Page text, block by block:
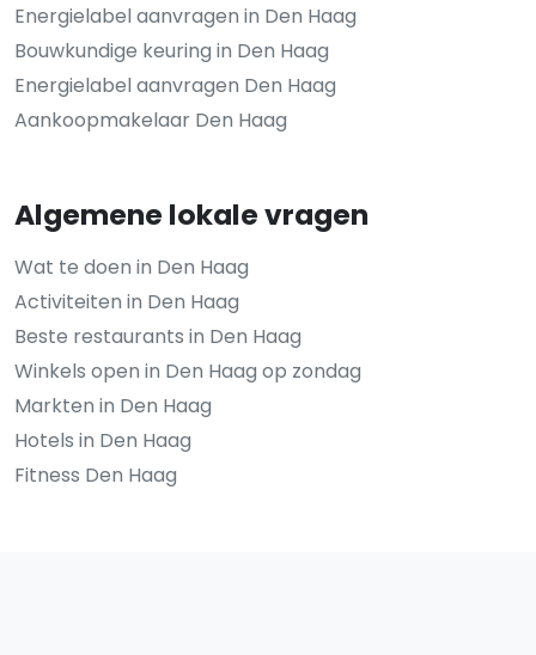
Energielabel aanvragen in Den Haag
Bouwkundige keuring in Den Haag
Energielabel aanvragen Den Haag
Aankoopmakelaar Den Haag
Algemene lokale vragen
Wat te doen in Den Haag
Activiteiten in Den Haag
Beste restaurants in Den Haag
Winkels open in Den Haag op zondag
Markten in Den Haag
Hotels in Den Haag
Fitness Den Haag